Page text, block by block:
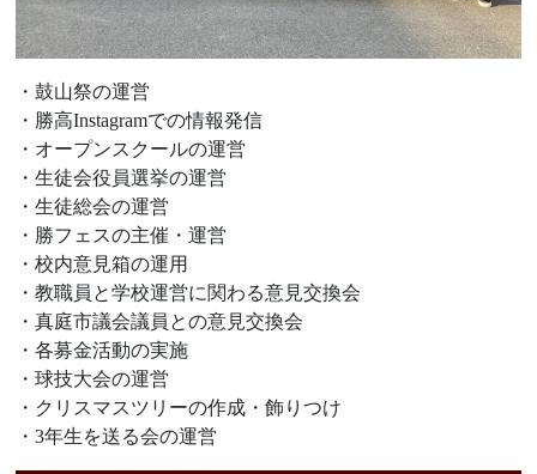
・鼓山祭の運営
・勝高Instagramでの情報発信
・オープンスクールの運営
・生徒会役員選挙の運営
・生徒総会の運営
・勝フェスの主催・運営
・校内意見箱の運用
・教職員と学校運営に関わる意見交換会
・真庭市議会議員との意見交換会
・各募金活動の実施
・球技大会の運営
・クリスマスツリーの作成・飾りつけ
・3年生を送る会の運営